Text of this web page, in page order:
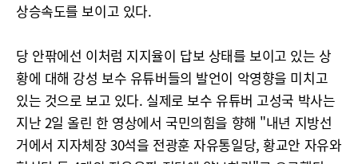
상승속도를 보이고 있다.
당 안팎에선 이처럼 지지율이 답보 상태를 보이고 있는 상
황에 대해 강성 보수 유튜버들의 발언이 악영향을 미치고
있는 것으로 보고 있다. 실제로 보수 유튜버 고성국 박사는
지난 2일 올린 한 영상에서 국민의힘을 향해 "내년 지방선
거에서 지자체장 30석을 전광훈 자유통일당, 황교안 자유와